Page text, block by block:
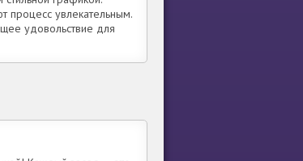
процесс увлекательным.
удовольствие для